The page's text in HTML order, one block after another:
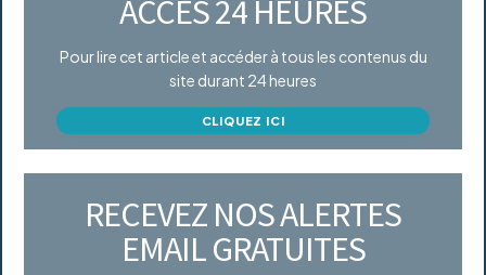
ACCÈS 24 HEURES
Pour lire cet article et accéder à tous les contenus du
site durant 24 heures
CLIQUEZ ICI
RECEVEZ NOS ALERTES
EMAIL GRATUITES